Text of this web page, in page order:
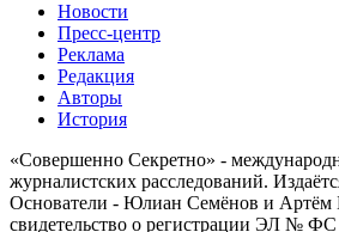
Новости
Пресс-центр
Реклама
Редакция
Авторы
История
«Совершенно Секретно» -
журналистских расследований.
Основатели - Юлиан Семёнов и
свидетельство о регистрации ЭЛ № ФС